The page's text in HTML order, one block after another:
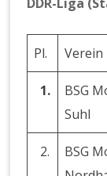
Pl. Verein
1.
BSG
Suhl
2.
BSG